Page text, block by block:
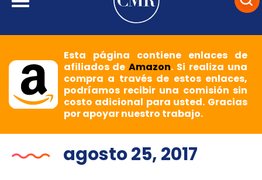
Esta página contiene enlaces de
afiliados deAmazon. Si realiza una
compra a través de estos enlaces,
podríamos recibir una comisión sin
costo adicional para usted. Gracias
por apoyar nuestro trabajo.
agosto 25, 2017